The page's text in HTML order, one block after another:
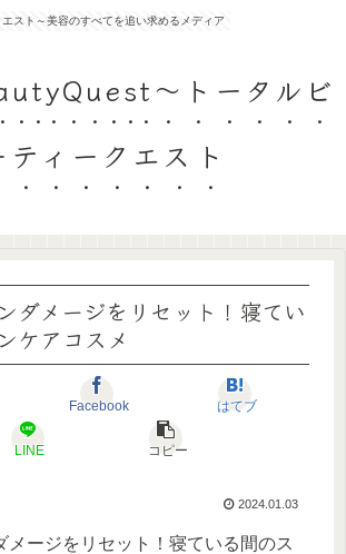
スト～美容のすべてを追い求めるメディア
～トータルビ
ティークエスト
ダメージをリセット！寝てい
ケアコスメ
Facebook はてブ
LINE コピー
2024.01.03
メージをリセット！寝ている間のス